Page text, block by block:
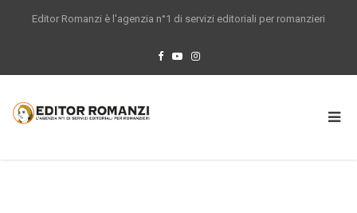
Editor Romanzi è l'agenzia n°1 di servizi editoriali per romanzieri